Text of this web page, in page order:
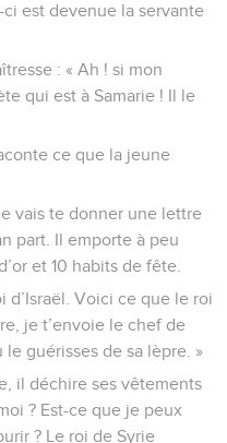
est devenue la servante
: « Ah ! si mon
qui est à Samarie ! Il le
ce que la jeune
vais te donner une lettre
part. Il emporte à peu
et 10 habits de fête.
d’Israël. Voici ce que le roi
je t’envoie le chef de
guérisses de sa lèpre. »
il déchire ses vêtements
? Est-ce que je peux
? Le roi de Syrie